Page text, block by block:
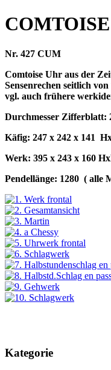
Nr. 427 CUM
Comtoise Uhr aus der
Sensenrechen seitlich
vgl. auch frühere
Durchmesser Zifferblatt:
Käfig: 247 x 242 x 141
Werk: 395 x 243 x 160
Pendellänge: 1280 ( alle
Kategorie